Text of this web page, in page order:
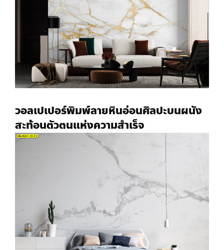
วอลเปเปอร์พิมพ์ลายหินอ่อนศิลปะบนผนัง
สะท้อนตัวตนแห่งความสำเร็จ